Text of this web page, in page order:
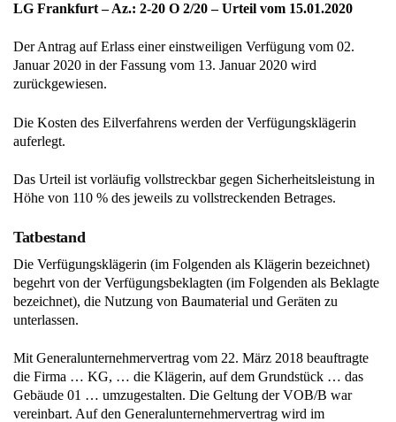
LG Frankfurt – Az.: 2-20 O 2/20 – Urteil vom 15.01.2020
Der Antrag auf Erlass einer einstweiligen Verfügung vom 02.
Januar 2020 in der Fassung vom 13. Januar 2020 wird
zurückgewiesen.
Die Kosten des Eilverfahrens werden der Verfügungsklägerin
auferlegt.
Das Urteil ist vorläufig vollstreckbar gegen Sicherheitsleistung in
Höhe von 110 % des jeweils zu vollstreckenden Betrages.
Tatbestand
Die Verfügungsklägerin (im Folgenden als Klägerin bezeichnet)
begehrt von der Verfügungsbeklagten (im Folgenden als Beklagte
bezeichnet), die Nutzung von Baumaterial und Geräten zu
unterlassen.
Mit Generalunternehmervertrag vom 22. März 2018 beauftragte
die Firma … KG, … die Klägerin, auf dem Grundstück … das
Gebäude 01 … umzugestalten. Die Geltung der VOB/B war
vereinbart. Auf den Generalunternehmervertrag wird im